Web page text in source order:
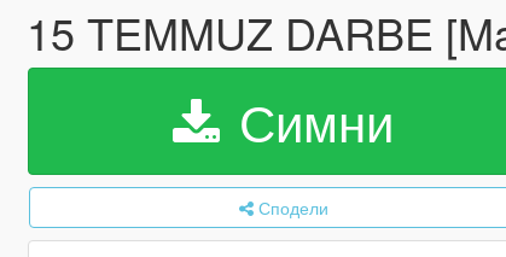
15 TEMMUZ DARBE
Симни
Сподели